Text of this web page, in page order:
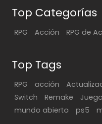
Top Categorías
RPG Acción RPG de
Top Tags
RPG acción
Switch
Remake
mundo abierto
ps5